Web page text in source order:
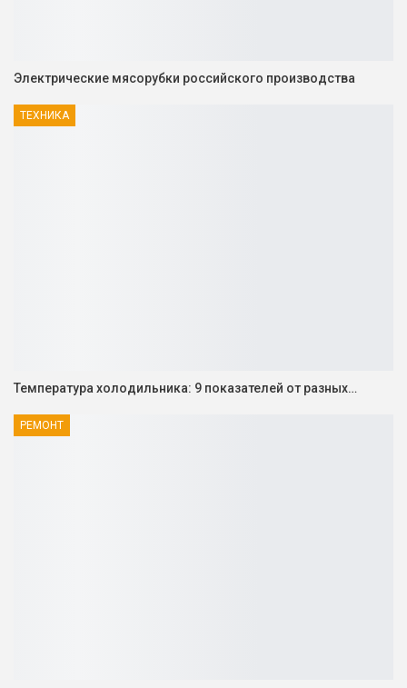
Электрические мясорубки российского производства
ТЕХНИКА
Температура холодильника: 9 показателей от разных…
РЕМОНТ